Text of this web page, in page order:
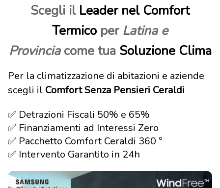
Scegli il Leader nel Comfort
Termico per Latina e
Provinciacome tua Soluzione Clima
Per la climatizzazione di abitazioni e aziende
scegli il Comfort Senza Pensieri Ceraldi
✅ Detrazioni Fiscali 50% e 65%
✅ Finanziamenti ad Interessi Zero
✅ Pacchetto Comfort Ceraldi 360 °
✅ Intervento Garantito in 24h